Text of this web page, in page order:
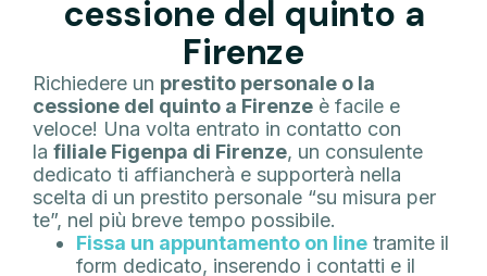
cessione del quinto a
Firenze
Richiedere un prestito personale o la
cessione del quinto a Firenze è facile e
veloce! Una volta entrato in contatto con
la filiale Figenpa di Firenze, un consulente
dedicato ti affiancherà e supporterà nella
scelta di un prestito personale “su misura per
te”, nel più breve tempo possibile.
Fissa un appuntamento on line tramite il
form dedicato, inserendo i contatti e il